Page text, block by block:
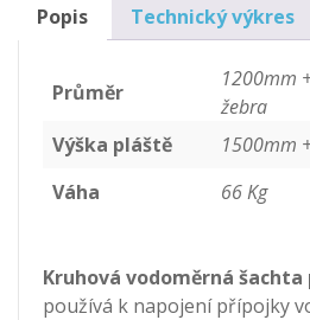
množství
Popis Technický výkres
Průměr
1200mm
žebra
Výška pláště
1500mm
Váha
66 Kg
Kruhová vodoměrná
používá k napojení přípojky